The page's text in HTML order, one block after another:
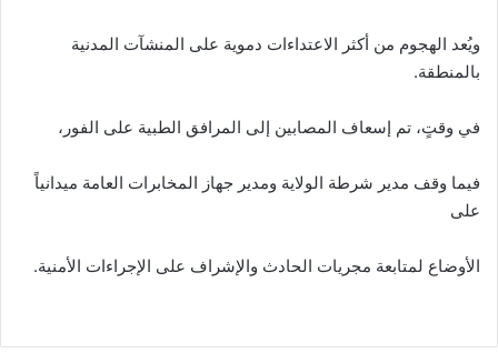
ويُعد الهجوم من أكثر الاعتداءات دموية على المنشآت المدنية
بالمنطقة.
في وقتٍ، تم إسعاف المصابين إلى المرافق الطبية على الفور،
فيما وقف مدير شرطة الولاية ومدير جهاز المخابرات العامة ميدانياً
على
الأوضاع لمتابعة مجريات الحادث والإشراف على الإجراءات الأمنية.